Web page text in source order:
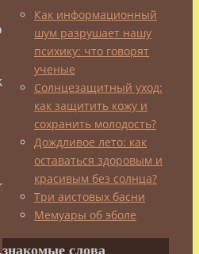
Как информационный
шум разрушает нашу
психику: что говорят
ученые
Солнцезащитный уход:
как защитить кожу и
сохранить молодость?
Дождливое лето: как
оставаться здоровым и
красивым без солнца?
Три аистовых басни
Мемуары об эболе
знакомые слова